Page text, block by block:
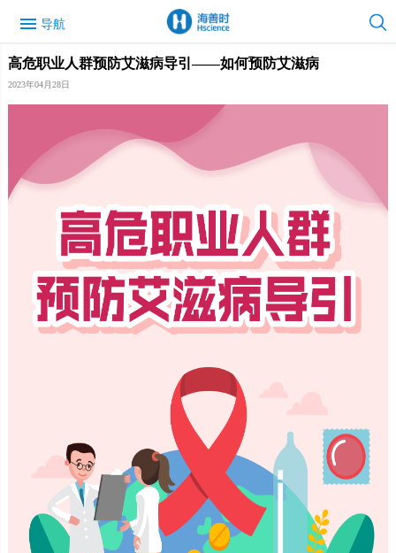
menu 导航
高危职业人群预防艾滋病导引——如何预防艾滋病
2023年04月28日